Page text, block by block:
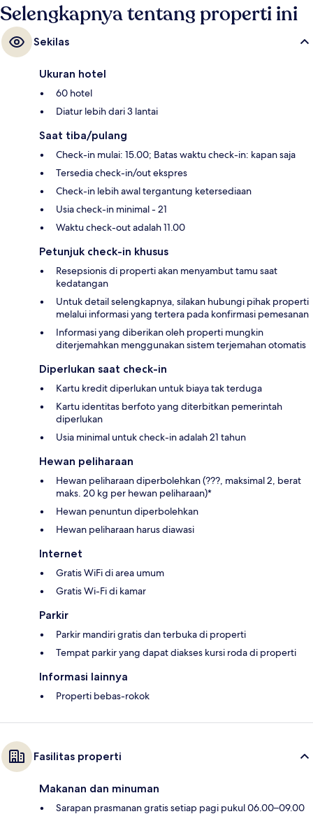
Selengkapnya tentang properti ini
Sekilas
Ukuran hotel
60 hotel
Diatur lebih dari 3 lantai
Saat tiba/pulang
Check-in mulai: 15.00; Batas waktu check-in: kapan saja
Tersedia check-in/out ekspres
Check-in lebih awal tergantung ketersediaan
Usia check-in minimal - 21
Waktu check-out adalah 11.00
Petunjuk check-in khusus
Resepsionis di properti akan menyambut tamu saat
kedatangan
Untuk detail selengkapnya, silakan hubungi pihak properti
melalui informasi yang tertera pada konfirmasi pemesanan
Informasi yang diberikan oleh properti mungkin
diterjemahkan menggunakan sistem terjemahan otomatis
Diperlukan saat check-in
Kartu kredit diperlukan untuk biaya tak terduga
Kartu identitas berfoto yang diterbitkan pemerintah
diperlukan
Usia minimal untuk check-in adalah 21 tahun
Hewan peliharaan
Hewan peliharaan diperbolehkan (???, maksimal 2, berat
maks. 20 kg per hewan peliharaan)*
Hewan penuntun diperbolehkan
Hewan peliharaan harus diawasi
Internet
Gratis WiFi di area umum
Gratis Wi-Fi di kamar
Parkir
Parkir mandiri gratis dan terbuka di properti
Tempat parkir yang dapat diakses kursi roda di properti
Informasi lainnya
Properti bebas-rokok
Fasilitas properti
Makanan dan minuman
Sarapan prasmanan gratis setiap pagi pukul 06.00–09.00